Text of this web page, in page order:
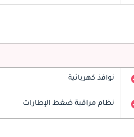
نوافذ كهربائية
نظام مراقبة ضغط الإطارات